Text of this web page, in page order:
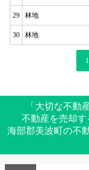
29 林地
30 林地
1
「大切な不動
不動産を売却す
海部郡美波町の不